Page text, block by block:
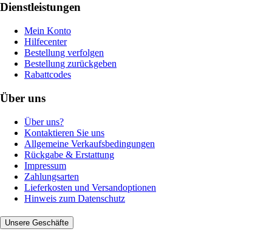
Dienstleistungen
Mein Konto
Hilfecenter
Bestellung verfolgen
Bestellung zurückgeben
Rabattcodes
Über uns
Über uns?
Kontaktieren Sie uns
Allgemeine Verkaufsbedingungen
Rückgabe & Erstattung
Impressum
Zahlungsarten
Lieferkosten und Versandoptionen
Hinweis zum Datenschutz
Unsere Geschäfte